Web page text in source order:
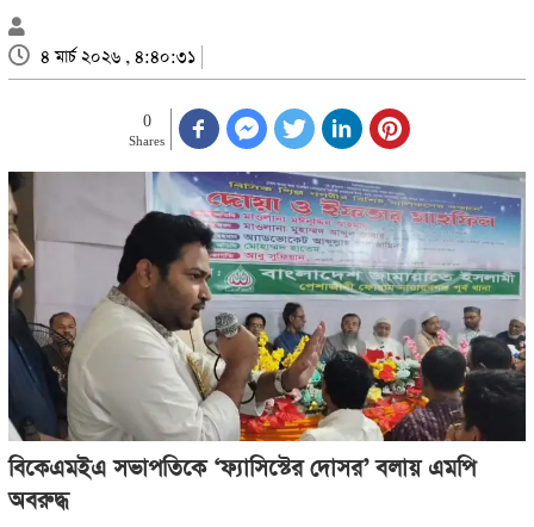
৪ মার্চ ২০২৬ , ৪:৪০:৩১
0
Shares
বিকেএমইএ সভাপতিকে ‘ফ্যাসিস্টের দোসর’ বলায় এমপি
অবরুদ্ধ